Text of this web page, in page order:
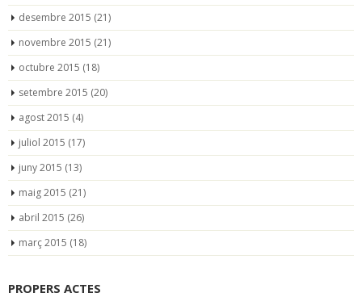
desembre 2015 (21)
novembre 2015 (21)
octubre 2015 (18)
setembre 2015 (20)
agost 2015 (4)
juliol 2015 (17)
juny 2015 (13)
maig 2015 (21)
abril 2015 (26)
març 2015 (18)
PROPERS ACTES